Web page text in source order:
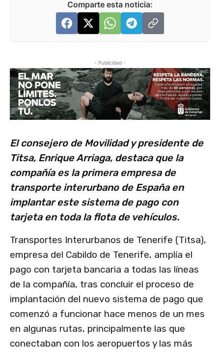
Comparte esta noticia:
- Publicidad -
El consejero de Movilidad y presidente de
Titsa, Enrique Arriaga, destaca que la
compañía es la primera empresa de
transporte interurbano de España en
implantar este sistema de pago con
tarjeta en toda la flota de vehículos.
Transportes Interurbanos de Tenerife (Titsa),
empresa del Cabildo de Tenerife, amplía el
pago con tarjeta bancaria a todas las líneas
de la compañía, tras concluir el proceso de
implantación del nuevo sistema de pago que
comenzó a funcionar hace menos de un mes
en algunas rutas, principalmente las que
conectaban con los aeropuertos y las más